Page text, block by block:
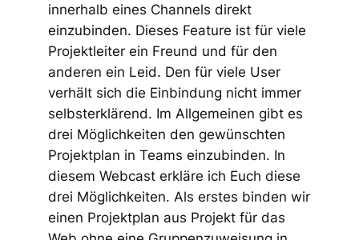
innerhalb eines Channels direkt
einzubinden. Dieses Feature ist für viele
Projektleiter ein Freund und für den
anderen ein Leid. Den für viele User
verhält sich die Einbindung nicht immer
selbsterklärend. Im Allgemeinen gibt es
drei Möglichkeiten den gewünschten
Projektplan in Teams einzubinden. In
diesem Webcast erkläre ich Euch diese
drei Möglichkeiten. Als erstes binden wir
einen Projektplan aus Projekt für das